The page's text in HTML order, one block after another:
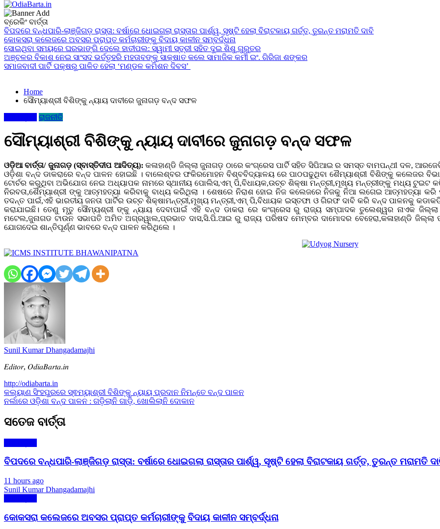
OdiaBarta.in
24x7News&Views
ବ୍ରେକିଂ ବାର୍ତ୍ତା
ବିପଦରେ ବନ୍ଧପାରି-ଲାଞ୍ଜିଗଡ଼ ରାସ୍ତା: ବର୍ଷାରେ ଧୋଇଗଲା ରାସ୍ତାର ପାର୍ଶ୍ୱ, ସୃଷ୍ଟି ହେଲା ବିରାଟକାୟ ଗର୍ତ୍ତ, ତୁରନ୍ତ ମରାମତି ଦାବି
କୋକସରା କଲେଜରେ ଅବସର ପ୍ରାପ୍ତ କର୍ମଚାରୀଙ୍କୁ ବିଦାୟ କାଳୀନ ସମ୍ବର୍ଦ୍ଧନା
ସୋଇଥିବା ସମୟରେ ଘରଭାଙ୍ଗି ଦେଲେ ହାତୀପଲ: ସ୍ୱାମୀ ସ୍ତ୍ରୀ ସହିତ ଦୁଇ ଶିଶୁ ଗୁରୁତର
ଅଞ୍ଚଳର ବିକାଶ ନେଇ ସାଂସଦ ଭର୍ତ୍ତୃହରି ମହତାବଙ୍କୁ ସାକ୍ଷାତ କଲେ ସାମାଜିକ କର୍ମୀ ଇଂ. ଗିରିଜା ଶଙ୍କର
ସମାଜବାଦୀ ପାର୍ଟି ପକ୍ଷରୁ ପାଳିତ ହେଲା ‘ମଣ୍ଡଳ କମିଶନ ଦିବସ’
Home
ସୌମ୍ୟାଶ୍ରୀ ବିଶିଙ୍କୁ ନ୍ୟାୟ ଦାବୀରେ ଜୁନାଗଡ଼ ବନ୍ଦ ସଫଳ
ରାଜନୀତି
ସୌମ୍ୟାଶ୍ରୀ ବିଶିଙ୍କୁ ନ୍ୟାୟ ଦାବୀରେ ଜୁନାଗଡ଼ ବନ୍ଦ ସଫଳ
ଓଡ଼ିଆ ବାର୍ତ୍ତା/ ଜୁନାଗଡ଼ (ସ୍ବାସ୍ତିଦୀପ ଆଦିତ୍ୟ):କଳାହାଣ୍ଡି ଜିଲ୍ଲା ଜୁନାଗଡ଼ ଠାରେ କଂଗ୍ରେସ ପାର୍ଟି ସହିତ ସିପିଆଇ ର ସମସ୍ତ ବାମପନ୍ଥୀ ଦଳ,
ଓଡ଼ିଶା ବନ୍ଦ ଡାକରାରେ ବନ୍ଦ ପାଳନ ହୋଇଛି । ବାଲେଶ୍ବର ଫକିରମୋହନ ବିଶ୍ବବିଦ୍ୟାଳୟ ରେ ପାଠପଢୁଥିବା ଶୈମ୍ୟାଶ୍ରୀ ବିଶିଙ୍କୁ କଲେଜର
ଟୋର୍ଚର କରୁଥିବା ଅଭିଯୋଗ ନେଇ ଅଧ୍ୟାପକ ନାମରେ ସ୍ଥାନୀୟ ପୋଲିସ,ଏମ୍ ପି,ବିଧାୟକ,ଉଚ୍ଚ ଶିକ୍ଷା ମନ୍ତ୍ରୀ,ମୂଖ୍ୟ ମନ୍ତ୍ରୀଙ୍କୁ ମଧ୍ୟ
ନିରବତା,ଶୈମ୍ୟାଶ୍ରୀ ଙ୍କୁ ଆତ୍ମହତ୍ୟା କରିବାକୁ ବାଧ୍ୟ କରିଥିଲା । ଶେଷରେ ନିରାଶ ହୋଇ ନିଜ କଲେଜରେ ନିଜକୁ ନିଆ ଲଗେଇ ଆତ୍ମହତ୍ୟା
ତଦନ୍ତ ପାଇଁ,ଏହି ଭାରତୀୟ ଜନତା ପାର୍ଟିର ଉଚ୍ଚ ଶିକ୍ଷାମନ୍ତ୍ରୀ,ମୂଖ୍ୟ ମନ୍ତ୍ରୀ,ଏମ୍ ପି,ବିଧାୟକ ଇସ୍ତଫା ଓ ଗିରଫ ଦାବି କରି ବନ୍ଦ ପାଳନକୁ
କରାଯାଇଛି। ତେଣୁ ମୃତୁ ସୌମ୍ୟଶ୍ରୀ ଙ୍କୁ ନ୍ୟାୟ ଦେବାପାଇଁ ଏହି ବନ୍ଦ ଡାକରା ରେ କଂଗ୍ରେସ ରୁ ରାଜ୍ୟ ସମ୍ପାଦକ ତୁଲେଶ୍ୱର ନାଏକ
ମଟେଲ,ଜୁନାଗଡ ଟାଉନ ସଭାପତି ଅମିତ ଅଗ୍ରୱାଲ,ପ୍ରଭାତ ଦାସ,ସି.ପି.ଆଇ ରୁ ରାଜ୍ୟ ପରିଷଦ ମେମ୍ବର ଦାମୋଦର ବେହେରା,କଳାହାଣ୍ଡି
ଯୋଗଦେଇ ଶାନ୍ତିପୂର୍ଣ୍ଣ ଭାବରେ ବନ୍ଦ ପାଳନ କରିଥିଲେ ।
Sunil Kumar Dhangadamajhi
𝐸𝑑𝑖𝑡𝑜𝑟, 𝑂𝑑𝑖𝑎𝐵𝑎𝑟𝑡𝑎.𝑖𝑛
http://odiabarta.in
Post
navigation
କଲ୍ୟାଣ ସିଂହପୁରରେ ସ୍ଵମ୍ୟାଶ୍ରୀ ବିଶିଙ୍କୁ ନ୍ୟାୟ ପ୍ରଦାନ ନିମନ୍ତେ ବନ୍ଦ ପାଳନ
ନର୍ଲାରେ ଓଡ଼ିଶା ବନ୍ଦ ପାଳନ : ଗଡ଼ିଲାନି ଗାଡ଼ି, ଖୋଲିଲାନି ଦୋକାନ
ସତେଜ ବାର୍ତ୍ତା
ବିପଦରେ ବନ୍ଧପାରି-ଲାଞ୍ଜିଗଡ଼ ରାସ୍ତା: ବର୍ଷାରେ ଧୋଇଗଲା ରାସ୍ତାର ପାର୍ଶ୍ୱ, ସୃଷ୍ଟି ହେଲା ବିରାଟକାୟ ଗର୍ତ୍ତ, ତୁରନ୍ତ ମରାମତି
11 hours ago
Sunil Kumar Dhangadamajhi
କୋକସରା କଲେଜରେ ଅବସର ପ୍ରାପ୍ତ କର୍ମଚାରୀଙ୍କୁ ବିଦାୟ କାଳୀନ ସମ୍ବର୍ଦ୍ଧନା